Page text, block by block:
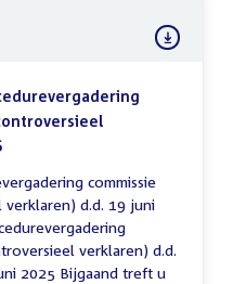
commissie
d.d. 19 juni
verklaren) d.d.
2025 Bijgaand treft u